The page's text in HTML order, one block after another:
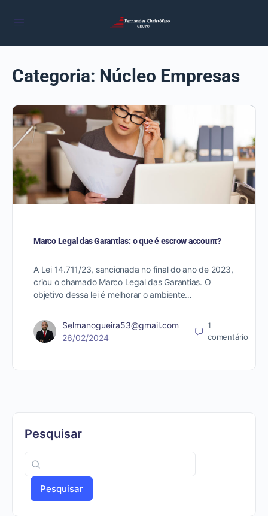
Categoria: Núcleo Empresas
Marco Legal das Garantias: o que é escrow account?
A Lei 14.711/23, sancionada no final do ano de 2023,
criou o chamado Marco Legal das Garantias. O
objetivo dessa lei é melhorar o ambiente…
Selmanogueira53@gmail.com
26/02/2024
1
comentário
Pesquisar
Pesquisar